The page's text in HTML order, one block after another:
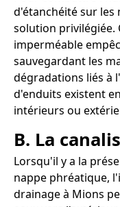
d'étanchéité sur les
solution privilégiée.
imperméable
sauvegardant les
dégradations liés à
d'enduits existent
intérieurs ou
B. La
Lorsqu'il y a la
nappe phréatique,
drainage à Mions